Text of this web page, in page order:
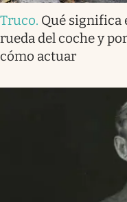
Truco. Qué significa
rueda del coche y
cómo actuar